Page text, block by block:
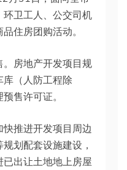
卫工人、公交司机
住房团购活动。
房地产开发项目规
（人防工程除
售许可证。
推进开发项目周边
划配套设施建设，
出让土地地上房屋